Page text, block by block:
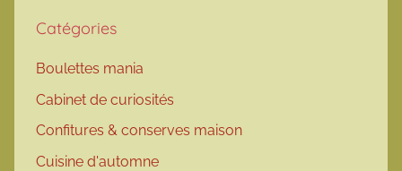
Catégories
Boulettes mania
Cabinet de curiosités
Confitures & conserves maison
Cuisine d'automne